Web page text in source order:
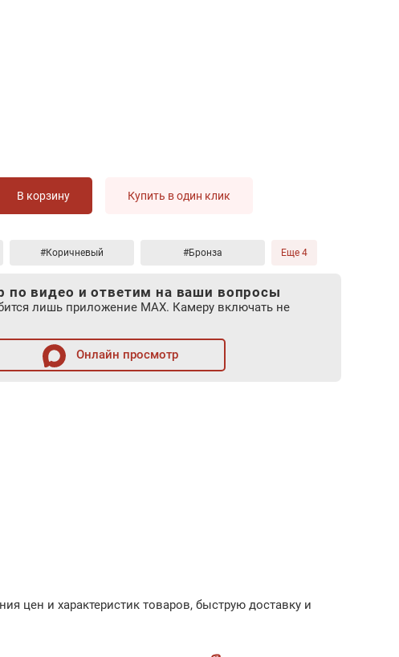
В корзину Купить в один клик
#Коричневый #Бронза Еще 4
по видео и ответим на ваши вопросы
лишь приложение MAX. Камеру включать не
Онлайн просмотр
цен и характеристик товаров, быструю доставку и